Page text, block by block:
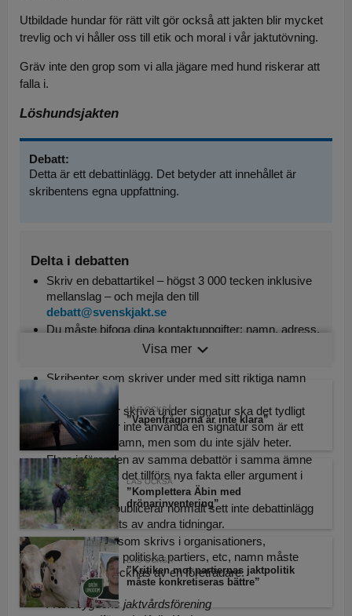
Utbildade hundar för rätt vilt gör också att jakten blir mycket
trevlig och vi håller oss till etik och moral i vår jaktutövning.
Gräv inte den grop som vi alla jägare med hund riskerar att
falla i.
Löshundsjakten
Debatt:
Detta är ett debattinlägg. Det betyder att innehållet är
skribentens egna uppfattning.
Delta i debatten
Skriv en debattartikel – högst 3 000 tecken inklusive
mellanslag – och mejla den till
debatt@svenskjakt.se
Du måste bifoga dina kontaktuppgifter: namn, adress,
telefonnummer. Detta eftersom redaktionen måste
Skribenter som skriver under med sitt riktiga namn
prioriteras.
Om du önskar skriva under signatur ska det tydligt
framgå. Du får inte använda en signatur som är ett
riktigt personnamn, men som du inte själv heter.
Flera införanden av samma debattör i samma ämne
är aktuella om det tillförs nya fakta eller argument i
texten.
Svensk Jakt publicerar normalt sett inte debattinlägg
som publicerats av andra tidningar.
Debattartiklar som skrivs i organisationers,
myndigheters, politiska partiers, etc, namn måste
också undertecknas av en företrädare.
Exempel:
Fransbygdens jaktvårdsförening
Visa mer
LÄS OCKSÅ
”Vapenfrågorna är inte klara”
LÄS OCKSÅ
”Komplettera Äbin med
drönarinventering”
LÄS OCKSÅ
”Kritiken mot partiernas jaktpolitik
måste konkretiseras bättre”